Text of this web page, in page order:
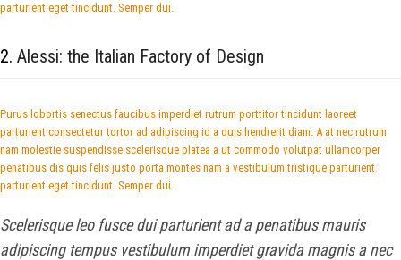
parturient eget tincidunt. Semper dui.
2. Alessi: the Italian Factory of Design
Purus lobortis senectus faucibus imperdiet rutrum porttitor tincidunt laoreet
parturient consectetur tortor ad adipiscing id a duis hendrerit diam. A at nec rutrum
nam molestie suspendisse scelerisque platea a ut commodo volutpat ullamcorper
penatibus dis quis felis justo porta montes nam a vestibulum tristique parturient
parturient eget tincidunt. Semper dui.
Scelerisque leo fusce dui parturient ad a penatibus mauris
adipiscing tempus vestibulum imperdiet gravida magnis a nec